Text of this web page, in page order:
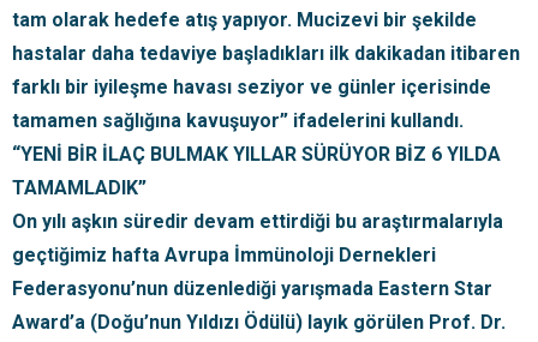
tam olarak hedefe atış yapıyor. Mucizevi bir şekilde
hastalar daha tedaviye başladıkları ilk dakikadan itibaren
farklı bir iyileşme havası seziyor ve günler içerisinde
tamamen sağlığına kavuşuyor” ifadelerini kullandı.
“YENİ BİR İLAÇ BULMAK YILLAR SÜRÜYOR BİZ 6 YILDA
TAMAMLADIK”
On yılı aşkın süredir devam ettirdiği bu araştırmalarıyla
geçtiğimiz hafta Avrupa İmmünoloji Dernekleri
Federasyonu’nun düzenlediği yarışmada Eastern Star
Award’a (Doğu’nun Yıldızı Ödülü) layık görülen Prof. Dr.